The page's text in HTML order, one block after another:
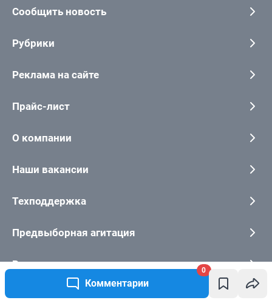
Комментарии
0
Сообщить новость
Рубрики
Реклама на сайте
Прайс-лист
О компании
Наши вакансии
Техподдержка
Предвыборная агитация
Все города сети